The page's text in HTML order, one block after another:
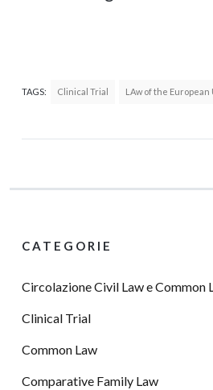
TAGS: Clinical Trial LAw of the European
CATEGORIE
Circolazione Civil Law e Common
Clinical Trial
Common Law
Comparative Family Law